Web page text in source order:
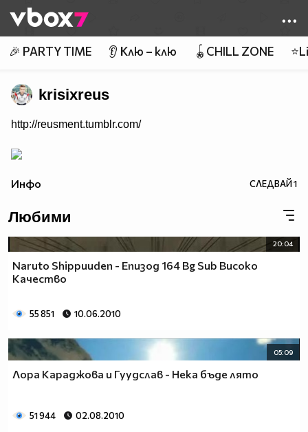
👾
🎉 PARTY TIME 👂 Клю – клю 🪀CHILL ZONE
krisixreus
http://reusment.tumblr.com/
Инфо СЛЕДВАЙ1
Любими
20:04
Naruto Shippuuden - Епизод 164 Bg Sub Високо
Качество
55 851 10.06.2010
05:09
Лора Караджова и Гуудслав - Нека бъде лято
51 944 02.08.2010